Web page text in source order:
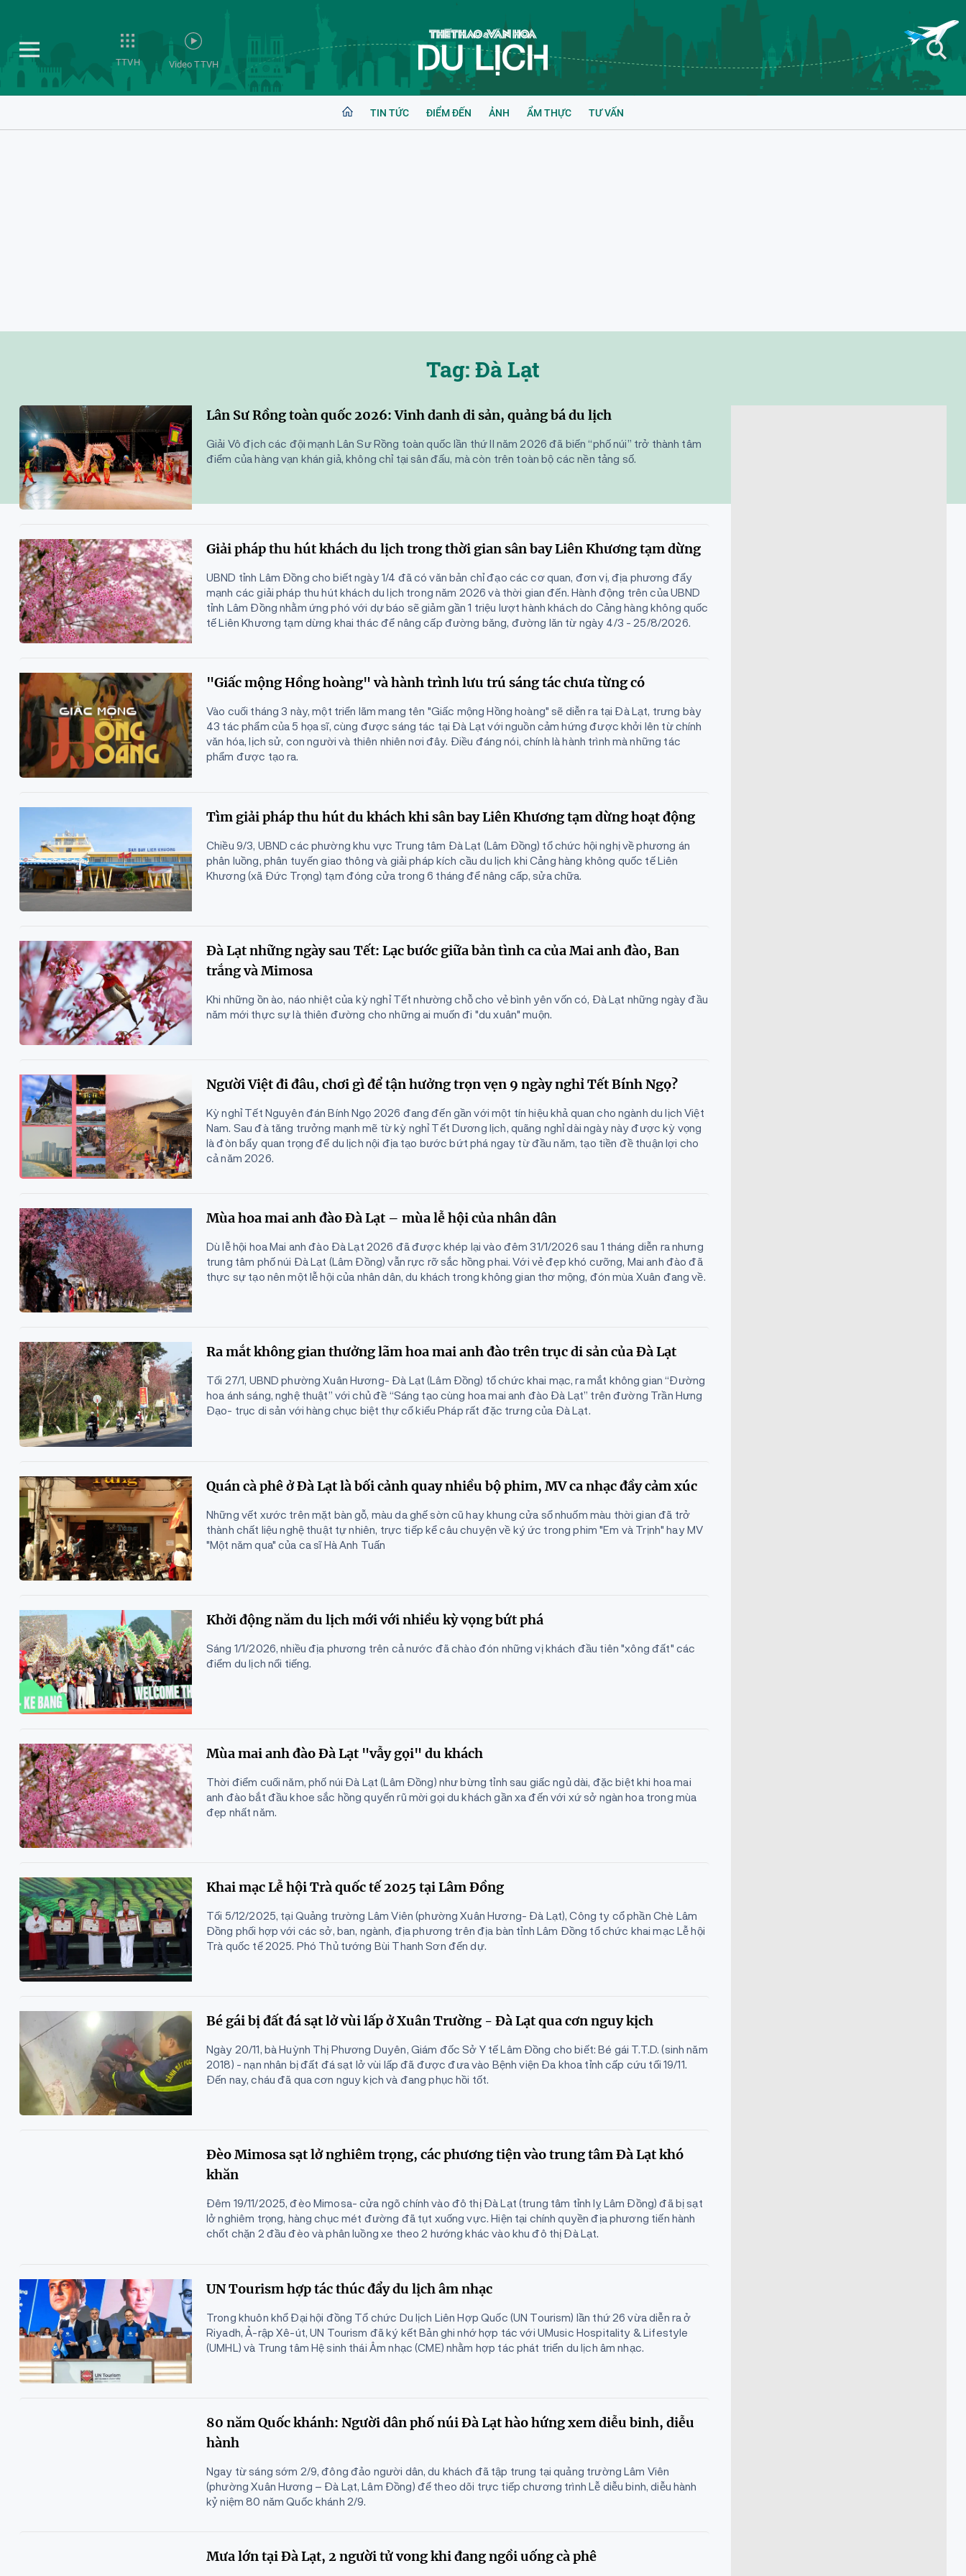
TTVH Video TTVH
TIN TỨC ĐIỂM ĐẾN ẢNH ẨM THỰC TƯ VẤN
Tag: Đà Lạt
Lân Sư Rồng toàn quốc 2026: Vinh danh di sản, quảng bá du lịch
Giải Vô địch các đội mạnh Lân Sư Rồng toàn quốc lần thứ II năm 2026 đã biến “phố núi” trở thành tâm
điểm của hàng vạn khán giả, không chỉ tại sân đấu, mà còn trên toàn bộ các nền tảng số.
Giải pháp thu hút khách du lịch trong thời gian sân bay Liên Khương tạm dừng
UBND tỉnh Lâm Đồng cho biết ngày 1/4 đã có văn bản chỉ đạo các cơ quan, đơn vị, địa phương đẩy
mạnh các giải pháp thu hút khách du lịch trong năm 2026 và thời gian đến. Hành động trên của UBND
tỉnh Lâm Đồng nhằm ứng phó với dự báo sẽ giảm gần 1 triệu lượt hành khách do Cảng hàng không quốc
tế Liên Khương tạm dừng khai thác để nâng cấp đường băng, đường lăn từ ngày 4/3 - 25/8/2026.
"Giấc mộng Hồng hoàng" và hành trình lưu trú sáng tác chưa từng có
Vào cuối tháng 3 này, một triển lãm mang tên "Giấc mộng Hồng hoàng" sẽ diễn ra tại Đà Lạt, trưng bày
43 tác phẩm của 5 họa sĩ, cùng được sáng tác tại Đà Lạt với nguồn cảm hứng được khởi lên từ chính
văn hóa, lịch sử, con người và thiên nhiên nơi đây. Điều đáng nói, chính là hành trình mà những tác
phẩm được tạo ra.
Tìm giải pháp thu hút du khách khi sân bay Liên Khương tạm dừng hoạt động
Chiều 9/3, UBND các phường khu vực Trung tâm Đà Lạt (Lâm Đồng) tổ chức hội nghị về phương án
phân luồng, phân tuyến giao thông và giải pháp kích cầu du lịch khi Cảng hàng không quốc tế Liên
Khương (xã Đức Trọng) tạm đóng cửa trong 6 tháng để nâng cấp, sửa chữa.
Đà Lạt những ngày sau Tết: Lạc bước giữa bản tình ca của Mai anh đào, Ban
trắng và Mimosa
Khi những ồn ào, náo nhiệt của kỳ nghỉ Tết nhường chỗ cho vẻ bình yên vốn có, Đà Lạt những ngày đầu
năm mới thực sự là thiên đường cho những ai muốn đi "du xuân" muộn.
Người Việt đi đâu, chơi gì để tận hưởng trọn vẹn 9 ngày nghỉ Tết Bính Ngọ?
Kỳ nghỉ Tết Nguyên đán Bính Ngọ 2026 đang đến gần với một tín hiệu khả quan cho ngành du lịch Việt
Nam. Sau đà tăng trưởng mạnh mẽ từ kỳ nghỉ Tết Dương lịch, quãng nghỉ dài ngày này được kỳ vọng
là đòn bẩy quan trọng để du lịch nội địa tạo bước bứt phá ngay từ đầu năm, tạo tiền đề thuận lợi cho
cả năm 2026.
Mùa hoa mai anh đào Đà Lạt – mùa lễ hội của nhân dân
Dù lễ hội hoa Mai anh đào Đà Lạt 2026 đã được khép lại vào đêm 31/1/2026 sau 1 tháng diễn ra nhưng
trung tâm phố núi Đà Lạt (Lâm Đồng) vẫn rực rỡ sắc hồng phai. Với vẻ đẹp khó cưỡng, Mai anh đào đã
thực sự tạo nên một lễ hội của nhân dân, du khách trong không gian thơ mộng, đón mùa Xuân đang về.
Ra mắt không gian thưởng lãm hoa mai anh đào trên trục di sản của Đà Lạt
Tối 27/1, UBND phường Xuân Hương- Đà Lạt (Lâm Đồng) tổ chức khai mạc, ra mắt không gian “Đường
hoa ánh sáng, nghệ thuật” với chủ đề “Sáng tạo cùng hoa mai anh đào Đà Lạt” trên đường Trần Hưng
Đạo- trục di sản với hàng chục biệt thự cổ kiểu Pháp rất đặc trưng của Đà Lạt.
Quán cà phê ở Đà Lạt là bối cảnh quay nhiều bộ phim, MV ca nhạc đầy cảm xúc
Những vết xước trên mặt bàn gỗ, màu da ghế sờn cũ hay khung cửa sổ nhuốm màu thời gian đã trở
thành chất liệu nghệ thuật tự nhiên, trực tiếp kể câu chuyện về ký ức trong phim "Em và Trịnh" hay MV
"Một năm qua" của ca sĩ Hà Anh Tuấn
Khởi động năm du lịch mới với nhiều kỳ vọng bứt phá
Sáng 1/1/2026, nhiều địa phương trên cả nước đã chào đón những vị khách đầu tiên "xông đất" các
điểm du lịch nổi tiếng.
Mùa mai anh đào Đà Lạt "vẫy gọi" du khách
Thời điểm cuối năm, phố núi Đà Lạt (Lâm Đồng) như bừng tỉnh sau giấc ngủ dài, đặc biệt khi hoa mai
anh đào bắt đầu khoe sắc hồng quyến rũ mời gọi du khách gần xa đến với xứ sở ngàn hoa trong mùa
đẹp nhất năm.
Khai mạc Lễ hội Trà quốc tế 2025 tại Lâm Đồng
Tối 5/12/2025, tại Quảng trường Lâm Viên (phường Xuân Hương- Đà Lạt), Công ty cổ phần Chè Lâm
Đồng phối hợp với các sở, ban, ngành, địa phương trên địa bàn tỉnh Lâm Đồng tổ chức khai mạc Lễ hội
Trà quốc tế 2025. Phó Thủ tướng Bùi Thanh Sơn đến dự.
Bé gái bị đất đá sạt lở vùi lấp ở Xuân Trường - Đà Lạt qua cơn nguy kịch
Ngày 20/11, bà Huỳnh Thị Phương Duyên, Giám đốc Sở Y tế Lâm Đồng cho biết: Bé gái T.T.D. (sinh năm
2018) - nạn nhân bị đất đá sạt lở vùi lấp đã được đưa vào Bệnh viện Đa khoa tỉnh cấp cứu tối 19/11.
Đến nay, cháu đã qua cơn nguy kịch và đang phục hồi tốt.
Đèo Mimosa sạt lở nghiêm trọng, các phương tiện vào trung tâm Đà Lạt khó
khăn
Đêm 19/11/2025, đèo Mimosa- cửa ngõ chính vào đô thị Đà Lạt (trung tâm tỉnh lỵ Lâm Đồng) đã bị sạt
lở nghiêm trọng, hàng chục mét đường đã tụt xuống vực. Hiện tại chính quyền địa phương tiến hành
chốt chặn 2 đầu đèo và phân luồng xe theo 2 hướng khác vào khu đô thị Đà Lạt.
UN Tourism hợp tác thúc đẩy du lịch âm nhạc
Trong khuôn khổ Đại hội đồng Tổ chức Du lịch Liên Hợp Quốc (UN Tourism) lần thứ 26 vừa diễn ra ở
Riyadh, Ả-rập Xê-út, UN Tourism đã ký kết Bản ghi nhớ hợp tác với UMusic Hospitality & Lifestyle
(UMHL) và Trung tâm Hệ sinh thái Âm nhạc (CME) nhằm hợp tác phát triển du lịch âm nhạc.
80 năm Quốc khánh: Người dân phố núi Đà Lạt hào hứng xem diễu binh, diễu
hành
Ngay từ sáng sớm 2/9, đông đảo người dân, du khách đã tập trung tại quảng trường Lâm Viên
(phường Xuân Hương – Đà Lạt, Lâm Đồng) để theo dõi trực tiếp chương trình Lễ diễu binh, diễu hành
kỷ niệm 80 năm Quốc khánh 2/9.
Mưa lớn tại Đà Lạt, 2 người tử vong khi đang ngồi uống cà phê